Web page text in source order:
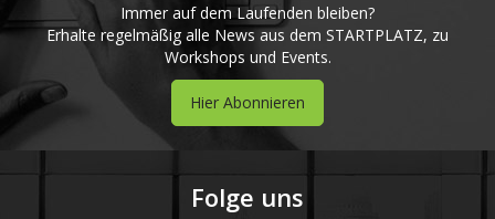
Immer auf dem Laufenden bleiben?
Erhalte regelmäßig alle News aus dem STARTPLATZ, zu
Workshops und Events.
Hier Abonnieren
Folge uns